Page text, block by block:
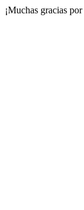
¡Muchas gracias